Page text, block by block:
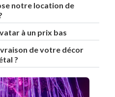
notre location de
à un prix bas
de votre décor
?